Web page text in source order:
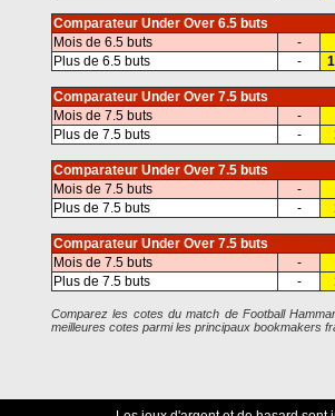
Comparateur Under Over 6.5 buts
Mois de 6.5 buts
-
Plus de 6.5 buts
-
Comparateur Under Over 7.5 buts
Mois de 7.5 buts
-
Plus de 7.5 buts
-
Comparateur Under Over 7.5 buts
Mois de 7.5 buts
-
Plus de 7.5 buts
-
Comparateur Under Over 7.5 buts
Mois de 7.5 buts
-
Plus de 7.5 buts
-
Comparez les cotes du match de Football
meilleures cotes parmi les principaux bookmakers